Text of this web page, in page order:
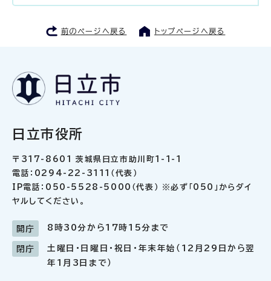
前のページへ戻る トップページへ戻る
日立市役所
〒317-8601 茨城県日立市助川町1-1-1
電話：0294-22-3111（代表）
IP電話：050-5528-5000（代表） ※必ず「050」からダイ
ヤルしてください。
開庁 8時30分から17時15分まで
閉庁
土曜日・日曜日・祝日・年末年始（12月29日から翌
年1月3日まで）